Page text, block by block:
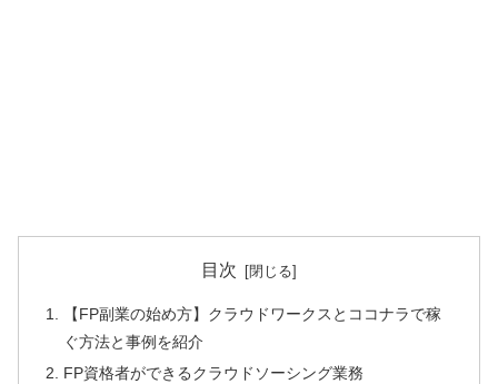
目次
【FP副業の始め方】クラウドワークスとココナラで稼
ぐ方法と事例を紹介
FP資格者ができるクラウドソーシング業務